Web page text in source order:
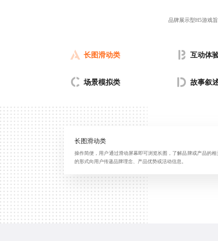
品牌展示型H5游戏
长图滑动类 互动体
场景模拟类 故事叙
长图滑动类
操作简便，用户通过滑动屏幕即可浏览长图，了解品牌或产品的
的形式向用户传递品牌理念、产品优势或活动信息。